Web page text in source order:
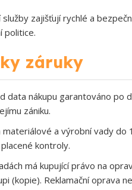
zajišťují rychlé a
politice.
záruky
data nákupu garantováno po
zániku.
materiálové a výrobní vady
kontroly.
má kupující právo na
(kopie). Reklamační oprava